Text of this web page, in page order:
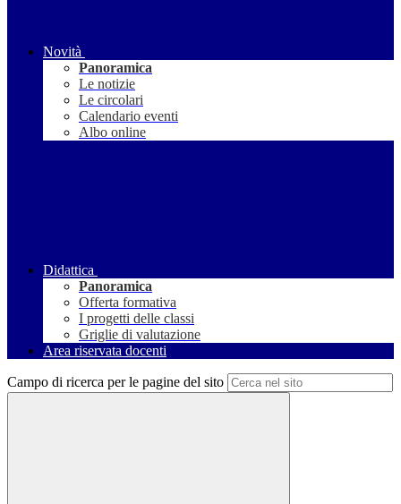
Novità
Panoramica
Le notizie
Le circolari
Calendario eventi
Albo online
Didattica
Panoramica
Offerta formativa
I progetti delle classi
Griglie di valutazione
Area riservata docenti
Campo di ricerca per le pagine del sito